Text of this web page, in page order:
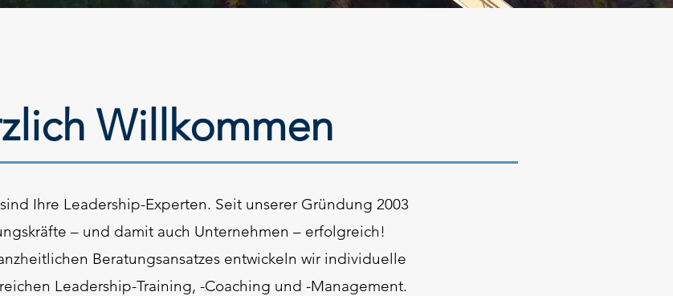
Willkommen
Ihre Leadership-Experten. Seit unserer Gründung 2003
– und damit auch Unternehmen – erfolgreich!
Beratungsansatzes entwickeln wir individuelle
Leadership-Training, -Coaching und -Management.